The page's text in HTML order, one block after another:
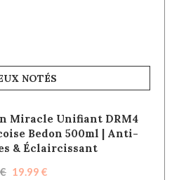
NOTÉS
Miracle Unifiant DRM4
Bedon 500ml | Anti-
& Éclaircissant
€ 19.99 €